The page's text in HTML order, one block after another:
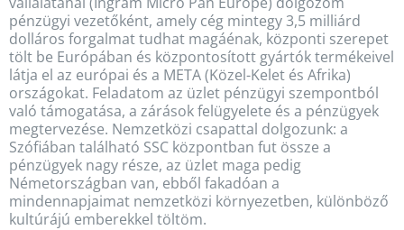
pénzügyi vezetőként, amely cég mintegy 3,5 milliárd
dolláros forgalmat tudhat magáénak, központi szerepet
tölt be Európában és központosított gyártók termékeivel
látja el az európai és a META (Közel-Kelet és Afrika)
országokat. Feladatom az üzlet pénzügyi szempontból
való támogatása, a zárások felügyelete és a pénzügyek
megtervezése. Nemzetközi csapattal dolgozunk: a
Szófiában található SSC központban fut össze a
pénzügyek nagy része, az üzlet maga pedig
Németországban van, ebből fakadóan a
mindennapjaimat nemzetközi környezetben, különböző
kultúrájú emberekkel töltöm.